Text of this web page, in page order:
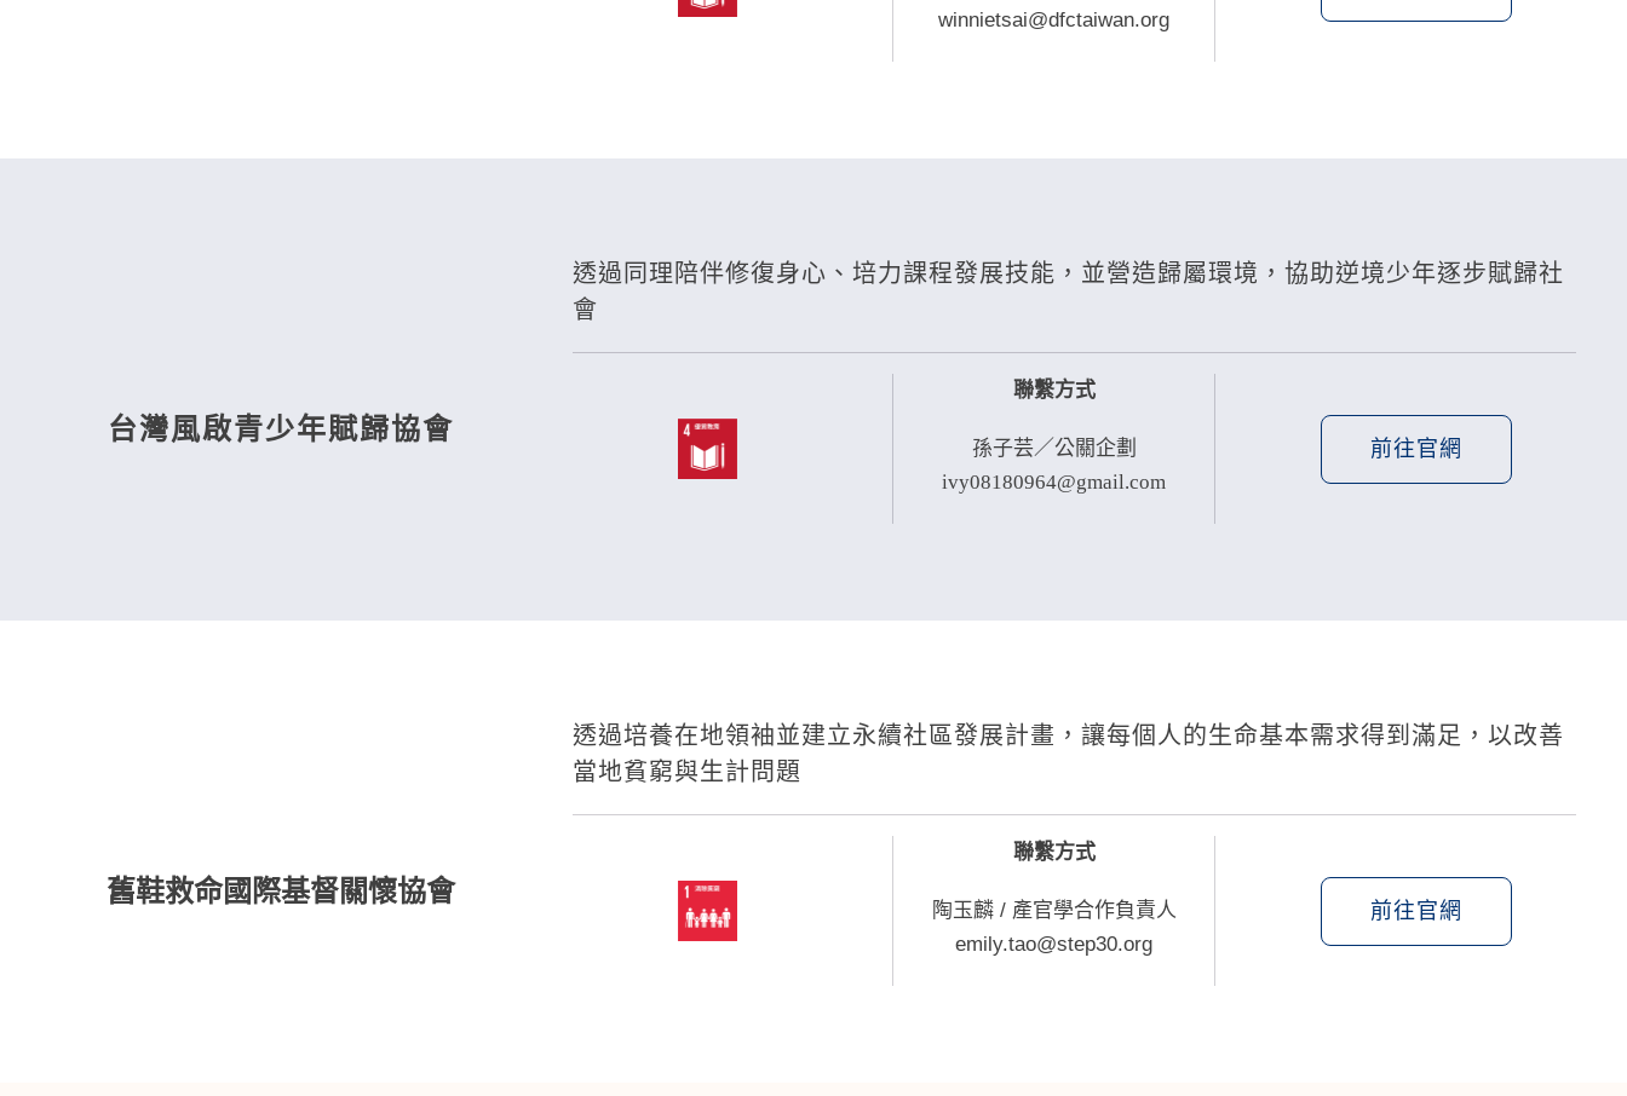
winnietsai@dfctaiwan.org
台灣風啟青少年賦歸協會
透過同理陪伴修復身心、培力課程發展技能，並營造歸屬環境，協助逆境少年逐步賦歸社
會
聯繫方式
孫子芸／公關企劃
ivy08180964@gmail.com
前往官網
舊鞋救命國際基督關懷協會
透過培養在地領袖並建立永續社區發展計畫，讓每個人的生命基本需求得到滿足，以改善
當地貧窮與生計問題
聯繫方式
陶玉麟 / 產官學合作負責人
emily.tao@step30.org
前往官網